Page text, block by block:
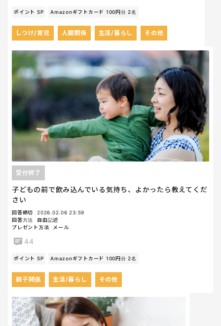
ポイント 5P Amazonギフトカード 100円分 2名
しつけ/育児 人間関係 生活/暮らし その他
子どもの前で飲み込んでいる気持ち、よかったら教えてくだ
さい
受付終了
回答締切
2026.02.06 23:59
回答方法
自由記述
プレゼント方法
メール
44
ポイント 5P Amazonギフトカード 100円分 2名
親子関係 生活/暮らし その他